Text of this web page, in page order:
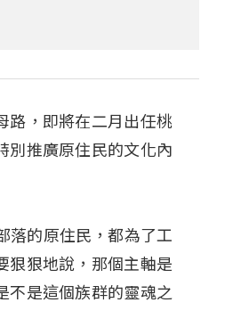
路，即將在二月出任桃
別推廣原住民的文化內
落的原住民，都為了工
狠狠地說，那個主軸是
不是這個族群的靈魂之